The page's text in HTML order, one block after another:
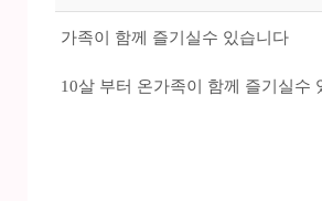
가족이 함께 즐기실수 있습니다
10살 부터 온가족이 함께 즐기실수